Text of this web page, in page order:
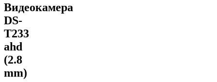
Видеокамера
DS-
T233
ahd
(2.8
mm)